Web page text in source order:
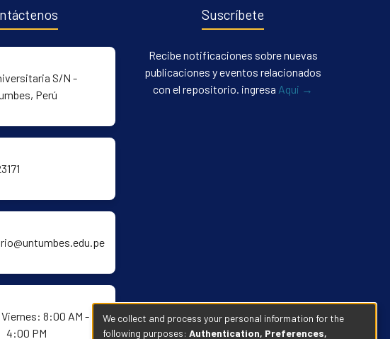
S/N -
Perú
8:00 AM -
4:00 PM
Suscríbete
Recibe notificaciones sobre nuevas
publicaciones y eventos relacionados
con el repositorio. ingresa Aqui →
We collect and process your personal information for the
following purposes: Authentication, Preferences,